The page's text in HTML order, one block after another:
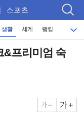
포츠
생활 세계 랭킹
&프리미엄 숙